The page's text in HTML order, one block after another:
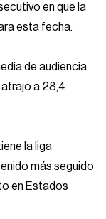
en que la
esta fecha.
de audiencia
atrajo a 28,4
la liga
más seguido
en Estados